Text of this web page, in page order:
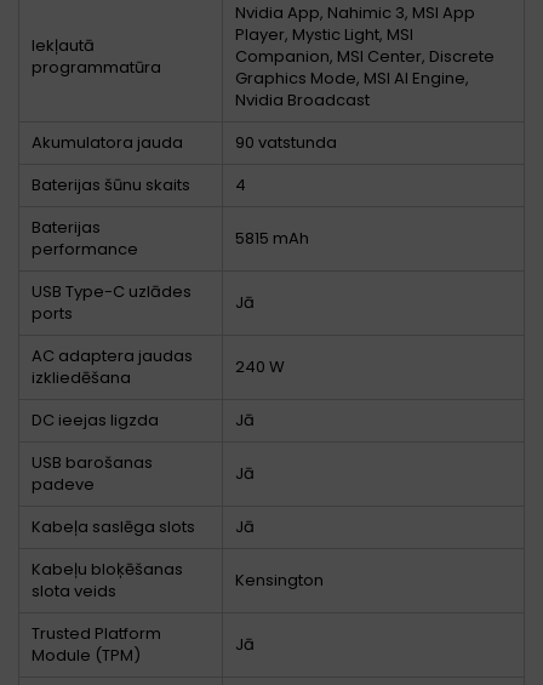
Iekļautā
programmatūra
Nvidia App, Nahimic 3, MSI App
Player, Mystic Light, MSI
Companion, MSI Center, Discrete
Graphics Mode, MSI AI Engine,
Nvidia Broadcast
Akumulatora jauda
90 vatstunda
Baterijas šūnu skaits
4
Baterijas
performance
5815 mAh
USB Type-C uzlādes
ports
Jā
AC adaptera jaudas
izkliedēšana
240 W
DC ieejas ligzda
Jā
USB barošanas
padeve
Jā
Kabeļa saslēga slots
Jā
Kabeļu bloķēšanas
slota veids
Kensington
Trusted Platform
Module (TPM)
Jā